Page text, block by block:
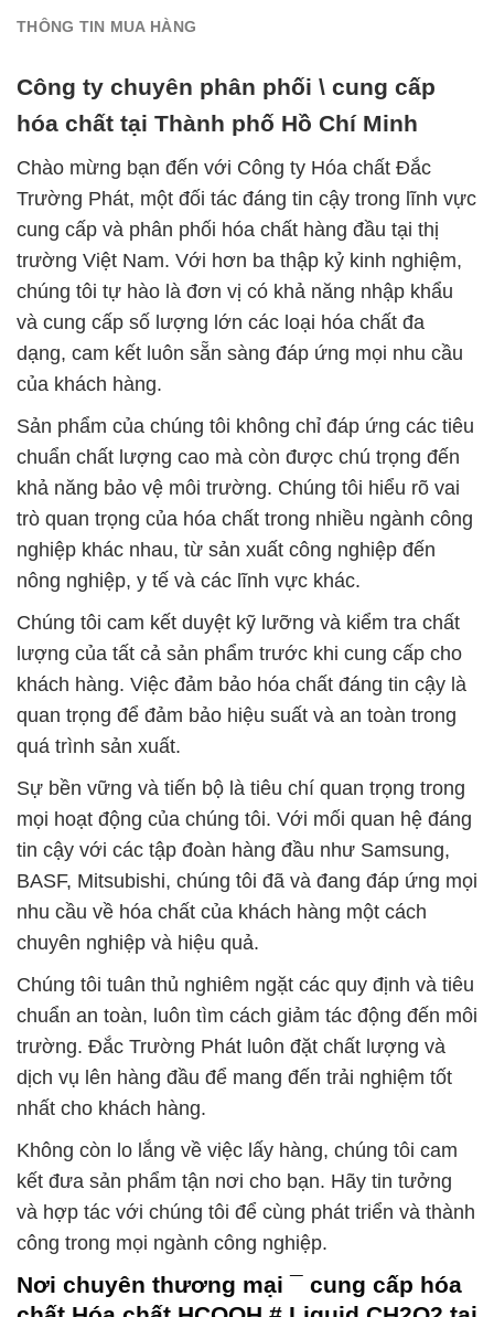
THÔNG TIN MUA HÀNG
Công ty chuyên phân phối \ cung cấp
hóa chất tại Thành phố Hồ Chí Minh
Chào mừng bạn đến với Công ty Hóa chất Đắc
Trường Phát, một đối tác đáng tin cậy trong lĩnh vực
cung cấp và phân phối hóa chất hàng đầu tại thị
trường Việt Nam. Với hơn ba thập kỷ kinh nghiệm,
chúng tôi tự hào là đơn vị có khả năng nhập khẩu
và cung cấp số lượng lớn các loại hóa chất đa
dạng, cam kết luôn sẵn sàng đáp ứng mọi nhu cầu
của khách hàng.
Sản phẩm của chúng tôi không chỉ đáp ứng các tiêu
chuẩn chất lượng cao mà còn được chú trọng đến
khả năng bảo vệ môi trường. Chúng tôi hiểu rõ vai
trò quan trọng của hóa chất trong nhiều ngành công
nghiệp khác nhau, từ sản xuất công nghiệp đến
nông nghiệp, y tế và các lĩnh vực khác.
Chúng tôi cam kết duyệt kỹ lưỡng và kiểm tra chất
lượng của tất cả sản phẩm trước khi cung cấp cho
khách hàng. Việc đảm bảo hóa chất đáng tin cậy là
quan trọng để đảm bảo hiệu suất và an toàn trong
quá trình sản xuất.
Sự bền vững và tiến bộ là tiêu chí quan trọng trong
mọi hoạt động của chúng tôi. Với mối quan hệ đáng
tin cậy với các tập đoàn hàng đầu như Samsung,
BASF, Mitsubishi, chúng tôi đã và đang đáp ứng mọi
nhu cầu về hóa chất của khách hàng một cách
chuyên nghiệp và hiệu quả.
Chúng tôi tuân thủ nghiêm ngặt các quy định và tiêu
chuẩn an toàn, luôn tìm cách giảm tác động đến môi
trường. Đắc Trường Phát luôn đặt chất lượng và
dịch vụ lên hàng đầu để mang đến trải nghiệm tốt
nhất cho khách hàng.
Không còn lo lắng về việc lấy hàng, chúng tôi cam
kết đưa sản phẩm tận nơi cho bạn. Hãy tin tưởng
và hợp tác với chúng tôi để cùng phát triển và thành
công trong mọi ngành công nghiệp.
Nơi chuyên thương mại ¯ cung cấp hóa